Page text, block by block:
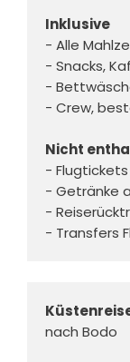
Inklusive
- Alle
- Snacks,
-
- Crew,
Nicht
- Flugtickets
- Getränke
-
- Transfers
nach Bodo